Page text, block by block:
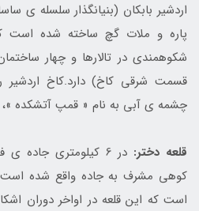
اردشیر بابکان (بنیانگذار سلسله ی
پاره و ملات گچ ساخته شده است
شکوهمندی در تالارها و چهار
قسمت شرقی کاخ) دارد.کاخ اردشیر
چشمه ی آبی به نام « قمپ آتشکده »،
قلعه دختر:
در 6 کیلومتری جاده
کوهی مشرف به جاده واقع شده
است که این قلعه در اواخر دوران